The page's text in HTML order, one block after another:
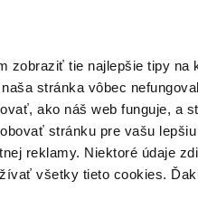
zobraziť tie najlepšie tipy na
stránka vôbec
ako náš web funguje, a
stránku pre vašu
reklamy. Niektoré údaje
všetky tieto cookies.